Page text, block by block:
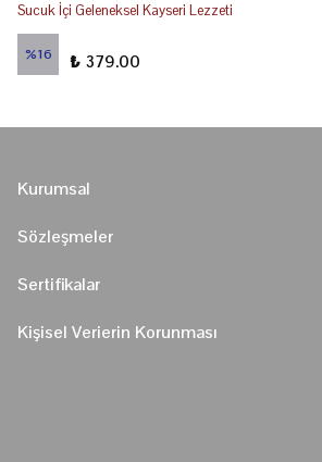
Sucuk İçi Geleneksel Kayseri Lezzeti
%16 ₺ 379.00
Kurumsal
Sözleşmeler
Sertifikalar
Kişisel Verierin Korunması